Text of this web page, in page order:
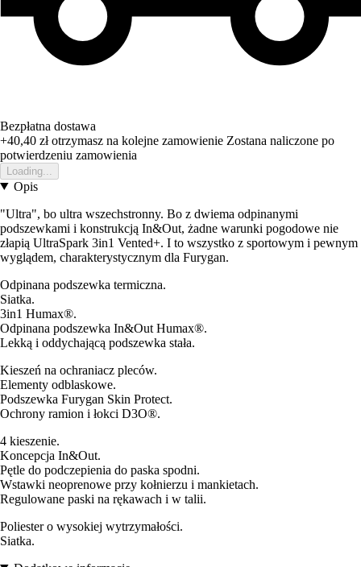
Bezpłatna dostawa
+40,40 złotrzymasz na kolejne zamowienie Zostana naliczone po
potwierdzeniu zamowienia
Loading...
Opis
"Ultra", bo ultra wszechstronny. Bo z dwiema odpinanymi
podszewkami i konstrukcją In&Out, żadne warunki pogodowe nie
złapią UltraSpark 3in1 Vented+. I to wszystko z sportowym i pewnym
wyglądem, charakterystycznym dla Furygan.
Odpinana podszewka termiczna.
Siatka.
3in1 Humax®.
Odpinana podszewka In&Out Humax®.
Lekką i oddychającą podszewka stała.
Kieszeń na ochraniacz pleców.
Elementy odblaskowe.
Podszewka Furygan Skin Protect.
Ochrony ramion i łokci D3O®.
4 kieszenie.
Koncepcja In&Out.
Pętle do podczepienia do paska spodni.
Wstawki neoprenowe przy kołnierzu i mankietach.
Regulowane paski na rękawach i w talii.
Poliester o wysokiej wytrzymałości.
Siatka.